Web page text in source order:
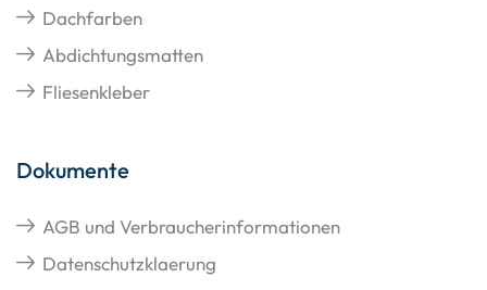
Dachfarben
Abdichtungsmatten
Fliesenkleber
Dokumente
AGB und Verbraucherinformationen
Datenschutzklaerung